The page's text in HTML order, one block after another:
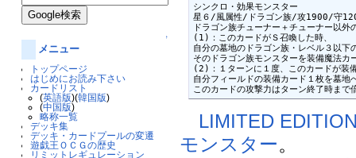
↑
メニュー
トップページ
はじめにお読み下さい
カードリスト
(英語版)(韓国版)
(中国版)
略称一覧
デッキ集
デッキ・カードプールの変遷
遊戯王ＯＣＧの歴史
リミットレギュレーション
シンクロ・効果モンスター
星６/風属性/ドラゴン族/攻1900/守
ドラゴン族チューナー＋チューナー以外
(1)：このカードがＳ召喚した時、
自分の墓地のドラゴン族・レベル３以下
そのドラゴン族モンスターを装備魔法カ
(2)：１ターンに１度、このカードが装
自分フィールドの装備カード１枚を墓地
このカードの攻撃力はターン終了時まで
LIMITED
モンスター。